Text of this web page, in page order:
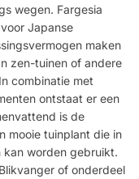
wegen. Fargesia
voor Japanse
maken
zen-tuinen of andere
combinatie met
ontstaat er een
is de
mooie tuinplant die in
kan worden gebruikt.
of onderdeel